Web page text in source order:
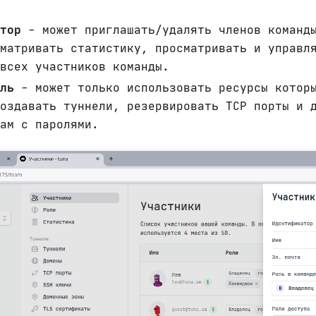
- может приглашать/удалять членов
статистику, просматривать и
участников команды.
- может только использовать ресурсы
туннели, резервировать TCP порты и
с паролями.